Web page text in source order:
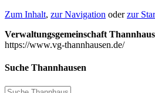
Zum Inhalt, zur Navigation oderzur
Verwaltungsgemeinschaft
https://www.vg-thannhausen.de/
Suche Thannhausen